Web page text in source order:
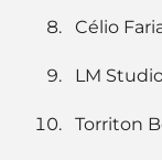
Célio
LM
Torriton